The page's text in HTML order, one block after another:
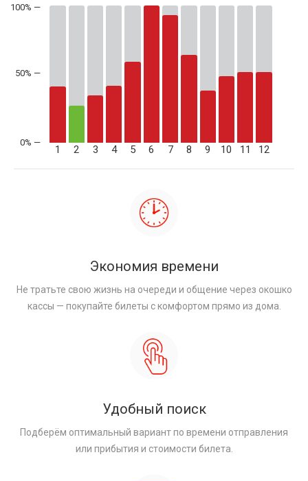
50% —
1 2 3 4 5 6 7 8 9 10 11 12
Экономия времени
Не тратьте свою жизнь на очереди и общение через окошко
кассы — покупайте билеты с комфортом прямо из дома.
Удобный поиск
Подберём оптимальный вариант по времени отправления
или прибытия и стоимости билета.